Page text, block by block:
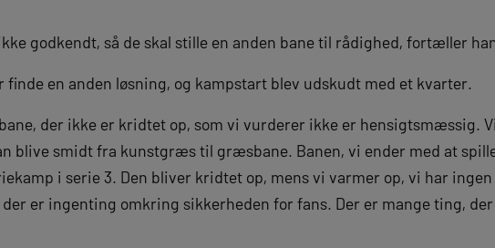
godkendt, så de skal stille en anden bane til rådighed, fortæller
finde en anden løsning, og kampstart blev udskudt med et kvarter.
der ikke er kridtet op, som vi vurderer ikke er hensigtsmæssig. Vi
blive smidt fra kunstgræs til græsbane. Banen, vi ender med at
i serie 3. Den bliver kridtet op, mens vi varmer op, vi har ingen
er ingenting omkring sikkerheden for fans. Der er mange ting,